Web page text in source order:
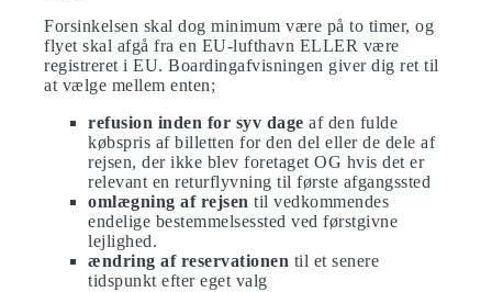
Forsinkelsen skal dog minimum være på to timer, og
flyet skal afgå fra en EU-lufthavn ELLER være
registreret i EU. Boardingafvisningen giver dig ret til
at vælge mellem enten;
refusion inden for syv dage af den fulde
købspris af billetten for den del eller de dele af
rejsen, der ikke blev foretaget OG hvis det er
relevant en returflyvning til første afgangssted
omlægning af rejsen til vedkommendes
endelige bestemmelsessted ved førstgivne
lejlighed.
ændring af reservationen til et senere
tidspunkt efter eget valg